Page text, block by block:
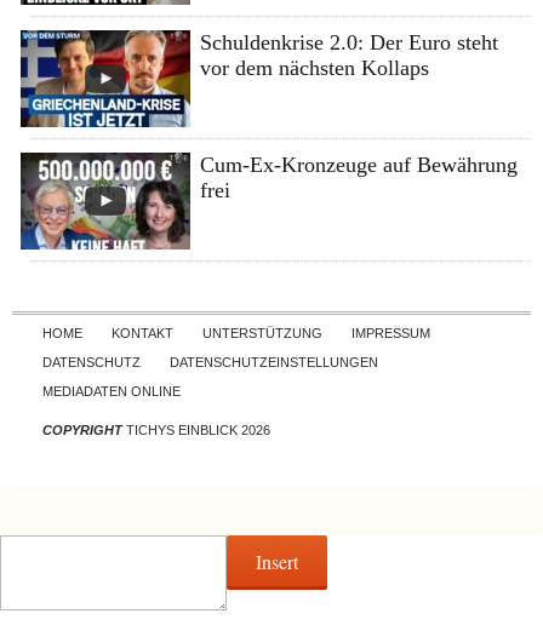
Schuldenkrise 2.0: Der Euro steht
vor dem nächsten Kollaps
Cum-Ex-Kronzeuge auf Bewährung
frei
Skip to content
HOME KONTAKT UNTERSTÜTZUNG
IMPRESSUM
DATENSCHUTZ
DATENSCHUTZEINSTELLUNGEN
MEDIADATEN ONLINE
COPYRIGHTTICHYS EINBLICK 2026
Insert